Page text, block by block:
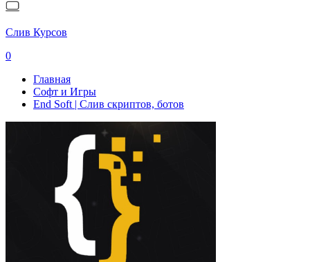
Слив Курсов
0
Главная
Софт и Игры
End Soft | Слив скриптов, ботов